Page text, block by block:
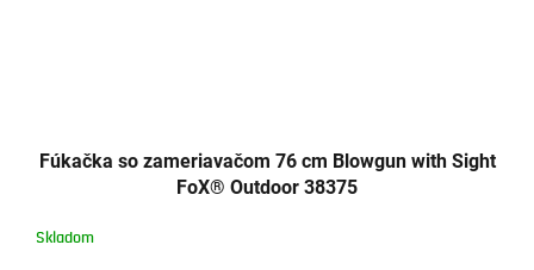
Fúkačka so zameriavačom 76 cm Blowgun with Sight
FoX® Outdoor 38375
Skladom